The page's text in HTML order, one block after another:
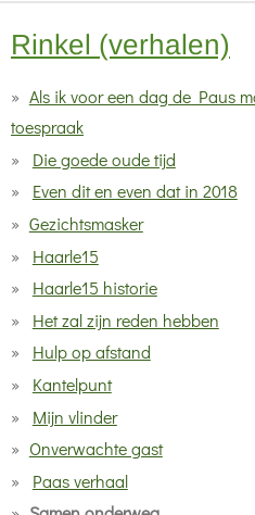
Rinkel (verhalen)
Als ik voor een dag de Paus
toespraak
Die goede oude tijd
Even dit en even dat in 2018
Gezichtsmasker
Haarle15
Haarle15 historie
Het zal zijn reden hebben
Hulp op afstand
Kantelpunt
Mijn vlinder
Onverwachte gast
Paas verhaal